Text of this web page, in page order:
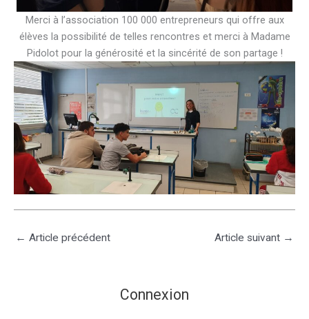
Merci à l’association 100 000 entrepreneurs qui offre aux
élèves la possibilité de telles rencontres et merci à Madame
Pidolot pour la générosité et la sincérité de son partage !
← Article précédent Article suivant →
Connexion